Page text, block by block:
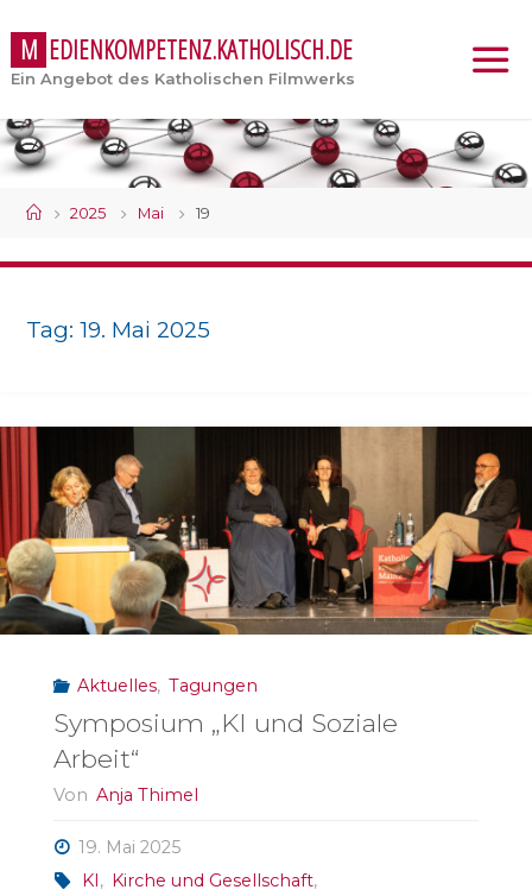
M EDIENKOMPETENZ.KATHOLISCH.DE
Ein Angebot des Katholischen Filmwerks
Start2025 Mai 19
Tag:19. Mai 2025
Aktuelles, Tagungen
Symposium „KI und Soziale
Arbeit“
Von Anja Thimel
19. Mai 2025
KI, Kirche und Gesellschaft,